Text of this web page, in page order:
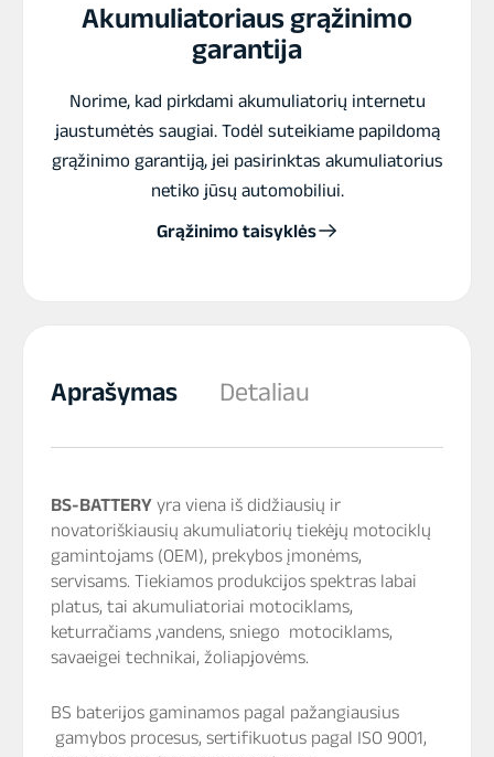
Akumuliatoriaus grąžinimo
garantija
Norime, kad pirkdami akumuliatorių internetu
jaustumėtės saugiai. Todėl suteikiame papildomą
grąžinimo garantiją, jei pasirinktas akumuliatorius
netiko jūsų automobiliui.
Grąžinimo taisyklės
Aprašymas Detaliau
BS-BATTERY yra viena iš didžiausių ir
novatoriškiausių akumuliatorių tiekėjų motociklų
gamintojams (OEM), prekybos įmonėms,
servisams. Tiekiamos produkcijos spektras labai
platus, tai akumuliatoriai motociklams,
keturračiams ,vandens, sniego motociklams,
savaeigei technikai, žoliapjovėms.
BS baterijos gaminamos pagal pažangiausius
gamybos procesus, sertifikuotus pagal ISO 9001,